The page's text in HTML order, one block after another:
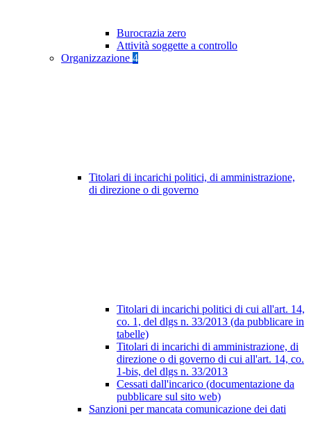
Burocrazia zero
Attività soggette a controllo
Organizzazione 4
Titolari di incarichi politici, di amministrazione,
di direzione o di governo
Titolari di incarichi politici di cui all'art. 14,
co. 1, del dlgs n. 33/2013 (da pubblicare in
tabelle)
Titolari di incarichi di amministrazione, di
direzione o di governo di cui all'art. 14, co.
1-bis, del dlgs n. 33/2013
Cessati dall'incarico (documentazione da
pubblicare sul sito web)
Sanzioni per mancata comunicazione dei dati